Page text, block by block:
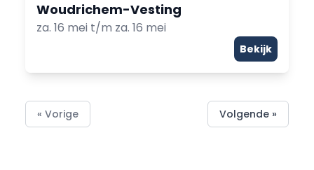
Woudrichem-Vesting
za. 16 mei t/m za. 16 mei
Bekijk
« Vorige Volgende »